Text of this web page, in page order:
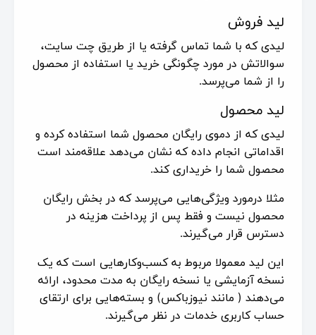
لید فروش
لیدی که با شما تماس گرفته یا از طریق چت سایت،
سوالاتش در مورد چگونگی خرید یا استفاده از محصول
را از شما می‌پرسد.
لید محصول
لیدی که از دموی رایگان محصول شما استفاده کرده و
اقداماتی انجام داده که نشان می‌دهد علاقه‌مند است
محصول شما را خریداری کند.
مثلا درمورد ویژگی‌هایی می‌پرسد که در بخش رایگان
محصول نیست و فقط پس از پرداخت هزینه در
دسترس قرار می‌گیرند.
این لید معمولا مربوط به کسب‌وکارهایی است که یک
نسخه آزمایشی یا نسخه رایگان به مدت محدود، ارائه
می‌دهند ( مانند نیوزباکس) و بسته‌هایی برای ارتقای
حساب کاربری خدمات در نظر می‌گیرند.